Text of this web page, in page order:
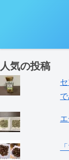
人気の投稿